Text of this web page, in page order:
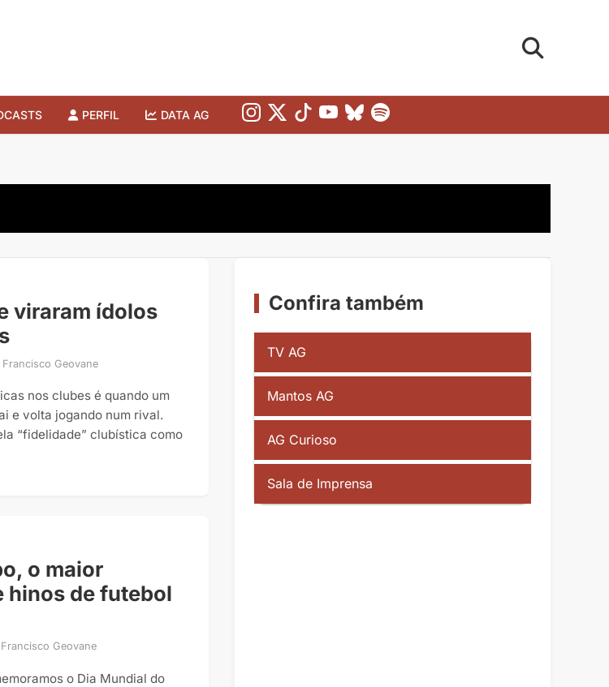
PERFIL DATA AG
viraram ídolos
Francisco Geovane
nos clubes é quando um
e volta jogando num rival.
“fidelidade” clubística como
o maior
hinos de futebol
Francisco Geovane
o Dia Mundial do
Confira também
TV AG
Mantos AG
AG Curioso
Sala de Imprensa